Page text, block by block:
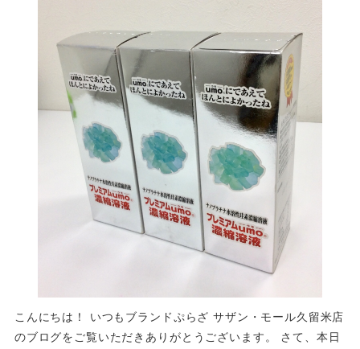
こんにちは！ いつもブランドぷらざ サザン・モール久留米店
のブログをご覧いただきありがとうございます。 さて、本日